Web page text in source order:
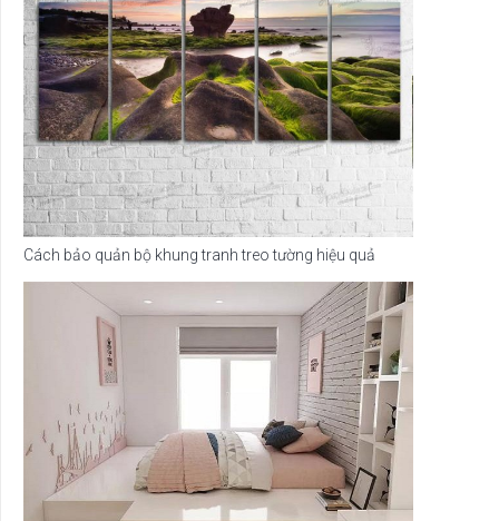
Cách bảo quản bộ khung tranh treo tường hiệu quả